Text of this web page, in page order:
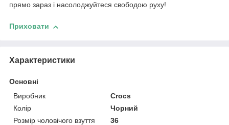
прямо зараз і насолоджуйтеся свободою руху!
Приховати
Характеристики
Основні
Виробник
Crocs
Колір
Чорний
Розмір чоловічого взуття
36